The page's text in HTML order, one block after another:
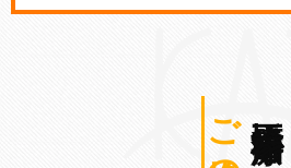
矯正歯科治療を